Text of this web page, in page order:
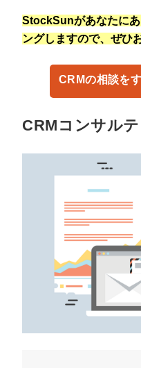
StockSunがあなたに
ングしますので、ぜひ
CRMの相談を
CRMコンサル